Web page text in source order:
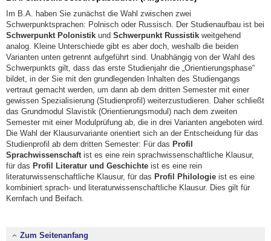
Im B.A. haben Sie zunächst die Wahl zwischen zwei
Schwerpunktsprachen: Polnisch oder Russisch. Der Studienaufbau ist bei
Schwerpunkt Polonistik und Schwerpunkt Russistik weitgehend
analog. Kleine Unterschiede gibt es aber doch, weshalb die beiden
Varianten unten getrennt aufgeführt sind. Unabhängig von der Wahl des
Schwerpunkts gilt, dass das erste Studienjahr die „Orientierungsphase“
bildet, in der Sie mit den grundlegenden Inhalten des Studiengangs
vertraut gemacht werden, um dann ab dem dritten Semester mit einer
gewissen Spezialisierung (Studienprofil) weiterzustudieren. Daher schließt
das Grundmodul Slavistik (Orientierungsmodul) nach dem zweiten
Semester mit einer Modulprüfung ab, die in drei Varianten angeboten wird.
Die Wahl der Klausurvariante orientiert sich an der Entscheidung für das
Studienprofil ab dem dritten Semester: Für das Profil
Sprachwissenschaft ist es eine rein sprachwissenschaftliche Klausur,
für das Profil Literatur und Geschichte ist es eine rein
literaturwissenschaftliche Klausur, für das Profil Philologie ist es eine
kombiniert sprach- und literaturwissenschaftliche Klausur. Dies gilt für
Kernfach und Beifach.
Zum Seitenanfang